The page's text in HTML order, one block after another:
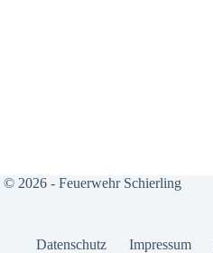
© 2026 - Feuerwehr Schierling
Daten­schutz Impres­sum